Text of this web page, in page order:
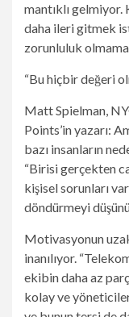
mantıklı gelmiyor.
daha ileri gitmek
zorunluluk
“Bu hiçbir değeri
Matt Spielman,
Points’in yazarı:
bazı insanların
“Birisi gerçekten
kişisel sorunları
döndürmeyi
Motivasyonun
inanılıyor.
ekibin daha az
kolay ve